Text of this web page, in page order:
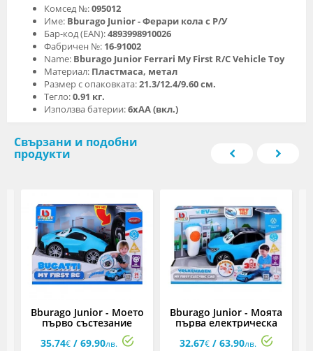
Комсед №:095012
Име: Bburago Junior - Ферари кола с Р/У
Бар-код (EAN):4893998910026
Фабричен №: 16-91002
Name: Bburago Junior Ferrari My First R/C Vehicle Toy
Материал: Пластмаса, метал
Размер с опаковката:21.3/12.4/9.60 см.
Тегло:0.91 кг.
Използва батерии:6хАА (вкл.)
Свързани и подобни
продукти
Bburago Junior - Моето
първо състезание
35.74€/ 69.90лв.
Bburago Junior - Моята
първа електрическа
32.67€/ 63.90лв.